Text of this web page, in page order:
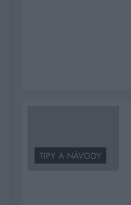
TIPY A NÁVODY